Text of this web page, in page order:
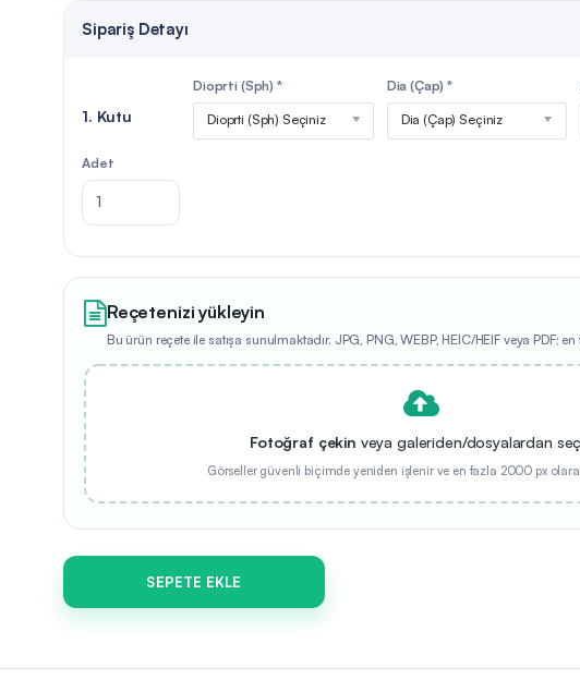
Sipariş Detayı
1. Kutu
Dioprti (Sph) *
Dioprti (Sph) Seçiniz
Dia (Çap) *
Dia (Çap) Seçiniz
Adet
Reçetenizi yükleyin
Bu ürün reçete ile satışa sunulmaktadır. JPG, PNG, WEBP, HEIC/HEIF veya PDF;
Fotoğraf çekin veya galeriden/dosyalardan
Görseller güvenli biçimde yeniden işlenir ve en fazla 2000 px
SEPETE EKLE